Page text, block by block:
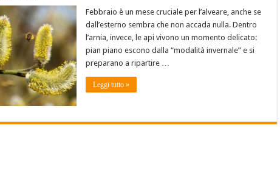
Febbraio è un mese cruciale per l’alveare, anche se
dall’esterno sembra che non accada nulla. Dentro
l’arnia, invece, le api vivono un momento delicato:
pian piano escono dalla “modalità invernale” e si
preparano a ripartire …
Leggi tutto »